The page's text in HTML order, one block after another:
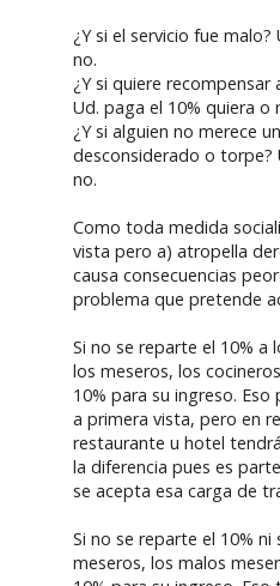
¿Y si el servicio fue
no.
¿Y si quiere recompensar
Ud. paga el 10% quiera o
¿Y si alguien no merece
desconsiderado o torpe?
no.
Como toda medida
vista pero a) atropella
causa consecuencias
problema que pretende
Si no se reparte el 10% a
los meseros, los
10% para su ingreso.
a primera vista, pero en
restaurante u hotel
la diferencia pues es
se acepta esa carga de
Si no se reparte el 10% ni
meseros, los malos